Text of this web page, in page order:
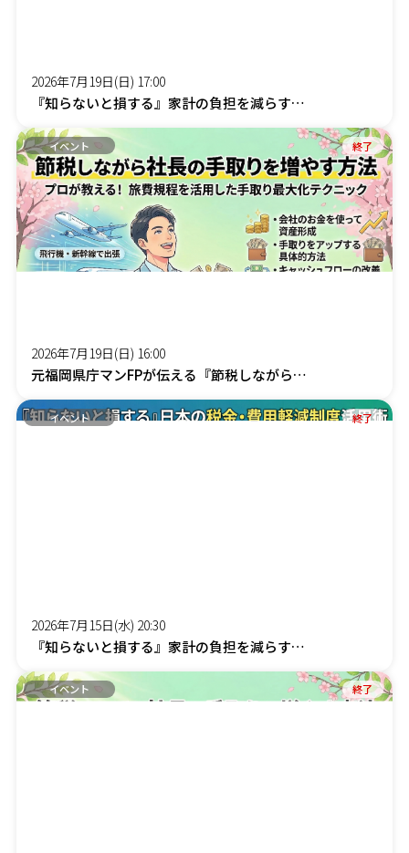
2026年7月19日(日) 17:00
『知らないと損する』家計の負担を減らす「賢約(けんやく)サポート」オンラインセミナー
イベント 終了
2026年7月19日(日) 16:00
元福岡県庁マンFPが伝える『節税しながら社長の手取りを増やす』オンラインセミナー
イベント 終了
2026年7月15日(水) 20:30
『知らないと損する』家計の負担を減らす「賢約(けんやく)サポート」オンラインセミナー
イベント 終了